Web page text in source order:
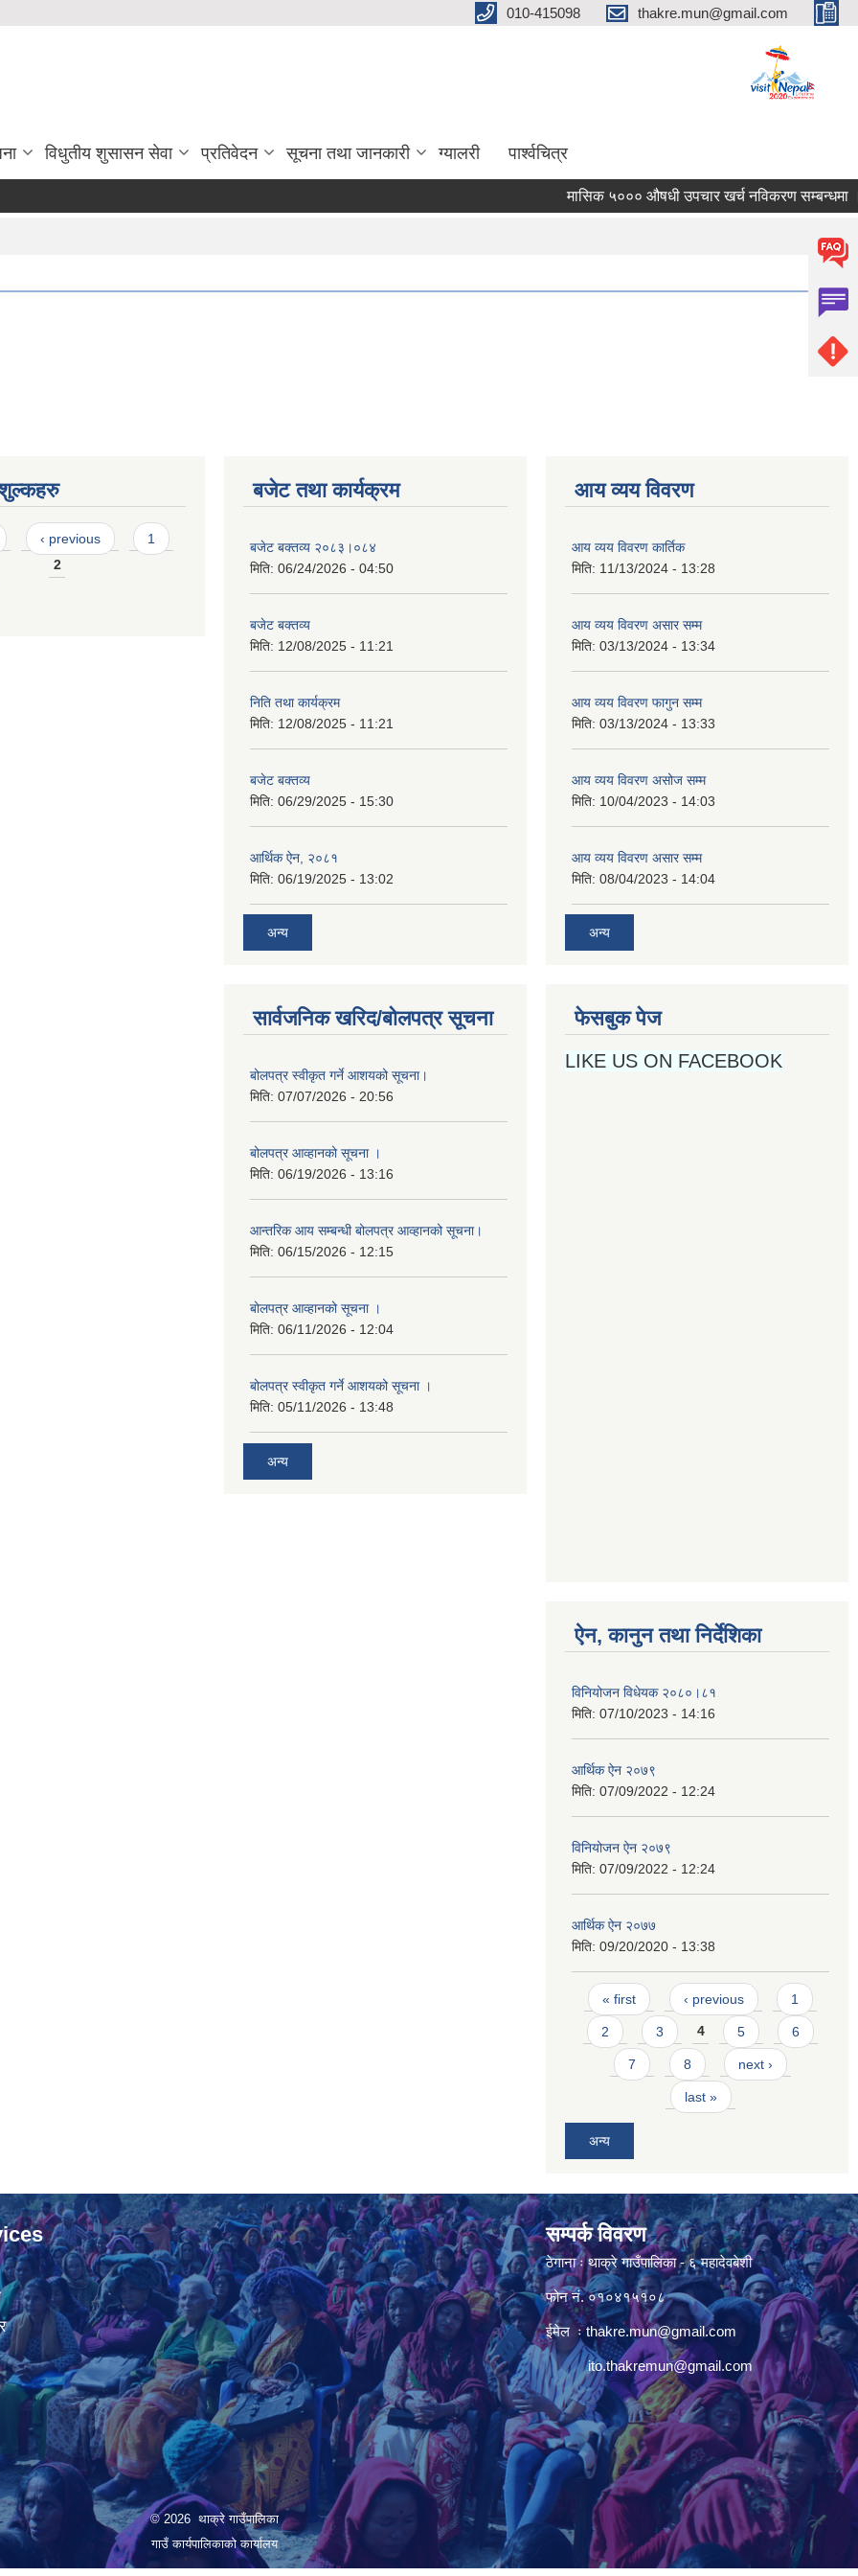
010-415098 thakre.mun@gmail.com
विधुतीय शुसासन सेवा प्रतिवेदन सूचना तथा जानकारी ग्यालरी पार्श्वचित्र
मासिक ५००० औषधी उपचार खर्च नविकरण सम्बन्धमा ।
‹ previous
1
2
बजेट तथा कार्यक्रम
बजेट बक्तव्य २०८३।०८४
मिति: 06/24/2026 - 04:50
बजेट बक्तव्य
मिति: 12/08/2025 - 11:21
निति तथा कार्यक्रम
मिति: 12/08/2025 - 11:21
बजेट बक्तव्य
मिति: 06/29/2025 - 15:30
आर्थिक ऐन, २०८१
मिति: 06/19/2025 - 13:02
अन्य
सार्वजनिक खरिद/बोलपत्र सूचना
बोलपत्र स्वीकृत गर्ने आशयको सूचना।
मिति: 07/07/2026 - 20:56
बोलपत्र आव्हानको सूचना ।
मिति: 06/19/2026 - 13:16
आन्तरिक आय सम्बन्धी बोलपत्र आव्हानको सूचना।
मिति: 06/15/2026 - 12:15
बोलपत्र आव्हानको सूचना ।
मिति: 06/11/2026 - 12:04
बोलपत्र स्वीकृत गर्ने आशयको सूचना ।
मिति: 05/11/2026 - 13:48
अन्य
आय व्यय विवरण
आय व्यय विवरण कार्तिक
मिति: 11/13/2024 - 13:28
आय व्यय विवरण असार सम्म
मिति: 03/13/2024 - 13:34
आय व्यय विवरण फागुन सम्म
मिति: 03/13/2024 - 13:33
आय व्यय विवरण असोज सम्म
मिति: 10/04/2023 - 14:03
आय व्यय विवरण असार सम्म
मिति: 08/04/2023 - 14:04
अन्य
फेसबुक पेज
LIKE US ON FACEBOOK
ऐन, कानुन तथा निर्देशिका
विनियोजन विधेयक २०८०।८१
मिति: 07/10/2023 - 14:16
आर्थिक ऐन २०७९
मिति: 07/09/2022 - 12:24
विनियोजन ऐन २०७९
मिति: 07/09/2022 - 12:24
आर्थिक ऐन २०७७
मिति: 09/20/2020 - 13:38
Pages
« first ‹ previous 1
2 3 4 5 6
7 8 next ›
last »
अन्य
सम्पर्क विवरण
ठेगाना ः थाक्रे गाउँपालिका - ६ महादेवबेशी
फोन नं. ०१०४१५१०८
ईमेल ःthakre.mun@gmail.com
ito.thakremun@gmail.com
© 2026 थाक्रे गाउँपालिका
गाउँ कार्यपालिकाको कार्यालय